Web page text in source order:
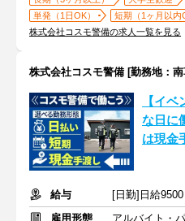
単発（1日OK）
短期（1ヶ月以内
株式会社コスモ警備の求人一覧を見る
株式会社コスモ警備 [勤務地：
【イ
な日に
は現金
給与
雇用形態
アルバイト・